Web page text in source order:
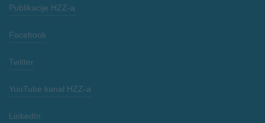
Publikacije HZZ-a
Facebook
Twitter
YouTube kanal HZZ-a
LinkedIn